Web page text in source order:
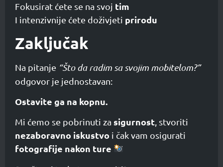
Fokusirat ćete se na svoj tim
I intenzivnije ćete doživjeti prirodu
Zaključak
Na pitanje “Što da radim sa svojim mobitelom?”
odgovor je jednostavan:
Ostavite ga na kopnu.
Mi ćemo se pobrinuti za sigurnost, stvoriti
nezaboravno iskustvo i čak vam osigurati
fotografije nakon ture